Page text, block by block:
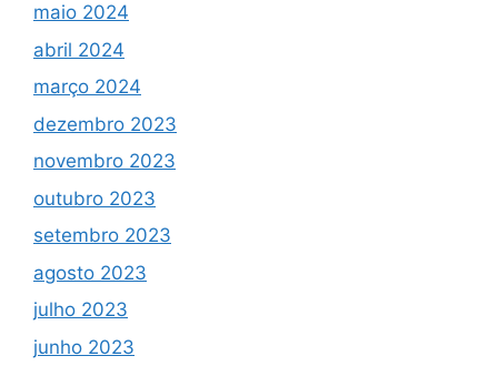
maio 2024
abril 2024
março 2024
dezembro 2023
novembro 2023
outubro 2023
setembro 2023
agosto 2023
julho 2023
junho 2023